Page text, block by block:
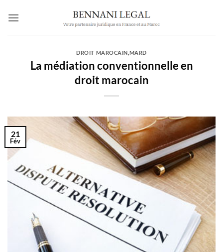
DROIT MAROCAIN MARD
La médiation conventionnelle en
droit marocain
21
Fév